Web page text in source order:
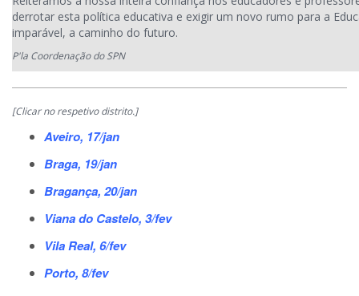
derrotar esta política educativa e exigir um novo rumo para a
imparável, a caminho do futuro.
P'la Coordenação do SPN
[Clicar no respetivo distrito.]
Aveiro, 17/jan
Braga, 19/jan
Bragança, 20/jan
Viana do Castelo, 3/fev
Vila Real, 6/fev
Porto, 8/fev